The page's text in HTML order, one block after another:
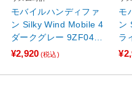
モバイルハンディファ
ン Silky Wind Mobile 4
ダークグレー 9ZF042R
H82
¥2,920 (税込)
モ
ン
ラ